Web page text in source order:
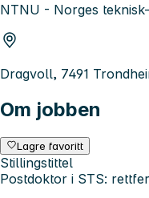
NTNU - Norges
Dragvoll, 7491
Om jobben
Lagre favoritt
Stillingstittel
Postdoktor i STS: